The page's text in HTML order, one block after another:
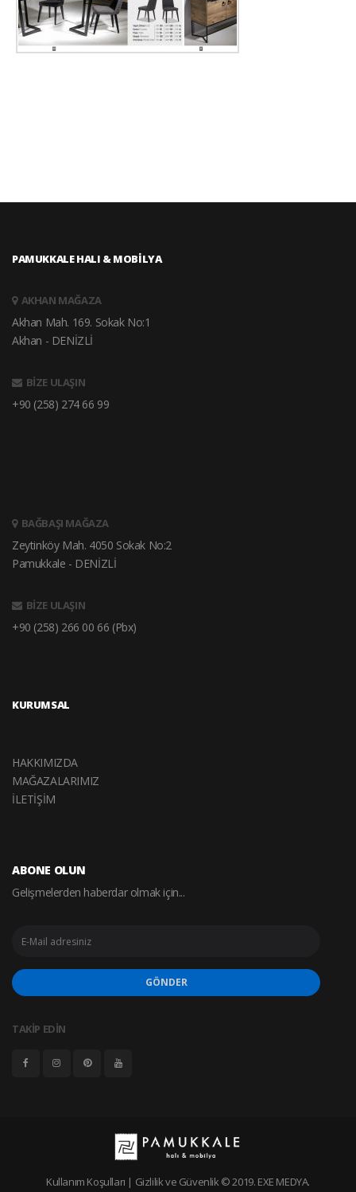
PAMUKKALE HALI & MOBİLYA
AKHAN MAĞAZA
Akhan Mah. 169. Sokak No:1
Akhan - DENİZLİ
BİZE ULAŞIN
+90 (258) 274 66 99
BAĞBAŞI MAĞAZA
Zeytinköy Mah. 4050 Sokak No:2
Pamukkale - DENİZLİ
BİZE ULAŞIN
+90 (258) 266 00 66 (Pbx)
KURUMSAL
HAKKIMIZDA
MAĞAZALARIMIZ
İLETİŞİM
ABONE OLUN
Gelişmelerden haberdar olmak için...
GÖNDER
TAKİP EDİN
Kullanım Koşulları | Gizlilik ve Güvenlik © 2019. EXE MEDYA.